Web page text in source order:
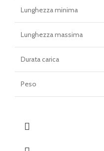
Lunghezza minima
Lunghezza massima
Durata carica
Peso